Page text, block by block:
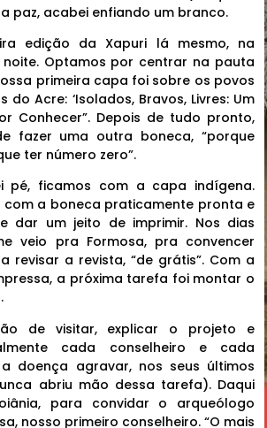
paz, acabei enfiando um branco.
edição da Xapuri lá mesmo, na
noite. Optamos por centrar na pauta
primeira capa foi sobre os povos
do Acre: ‘Isolados, Bravos, Livres: Um
Conhecer”. Depois de tudo pronto,
fazer uma outra boneca, “porque
ter número zero”.
pé, ficamos com a capa indígena.
com a boneca praticamente pronta e
dar um jeito de imprimir. Nos dias
veio pra Formosa, pra convencer
revisar a revista, “de grátis”. Com a
a próxima tarefa foi montar o
de visitar, explicar o projeto e
cada conselheiro e cada
doença agravar, nos seus últimos
abriu mão dessa tarefa). Daqui
para convidar o arqueólogo
nosso primeiro conselheiro. “O mais